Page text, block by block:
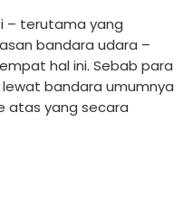
– terutama yang
bandara udara –
hal ini. Sebab para
bandara umumnya
atas yang secara